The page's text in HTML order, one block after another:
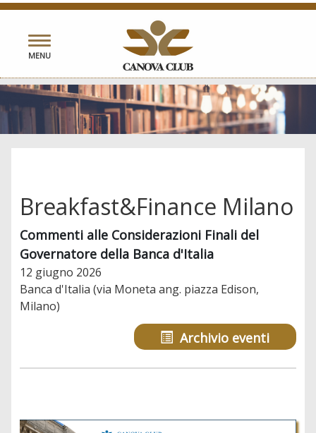
Toggle
navigation
MENU
Breakfast&Finance Milano
Commenti alle Considerazioni Finali del
Governatore della Banca d'Italia
12 giugno 2026
Banca d'Italia (via Moneta ang. piazza Edison,
Milano)
Archivio eventi